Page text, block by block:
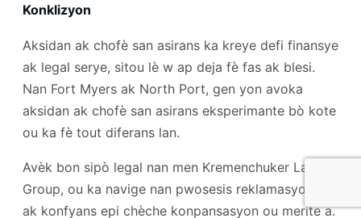
Konklizyon
Aksidan ak chofè san asirans ka kreye defi finansye
ak legal serye, sitou lè w ap deja fè fas ak blesi.
Nan Fort Myers ak North Port, gen yon avoka
aksidan ak chofè san asirans eksperimante bò kote
ou ka fè tout diferans lan.
Avèk bon sipò legal nan men Kremenchuker Law
Group, ou ka navige nan pwosesis reklamasyon an
ak konfyans epi chèche konpansasyon ou merite a.